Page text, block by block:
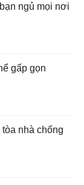
ngủ mọi nơi
gấp gọn
nhà chống